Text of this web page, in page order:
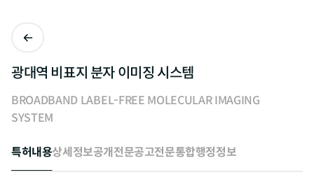
광대역 비표지 분자 이미징 시스템
BROADBAND LABEL-FREE MOLECULAR IMAGING
SYSTEM
특허내용상세정보공개전문공고전문통합행정정보